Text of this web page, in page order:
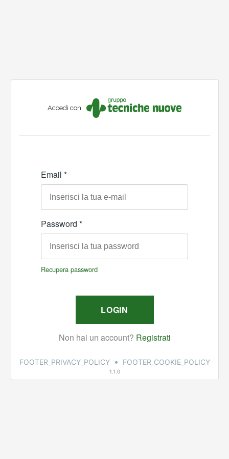
Accedi con
FOOTER_PRIVACY_POLICY • FOOTER_COOKIE_POLICY
1.1.0